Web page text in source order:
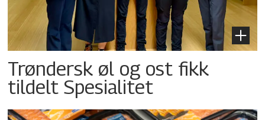
Trøndersk øl og ost fikk
tildelt Spesialitet